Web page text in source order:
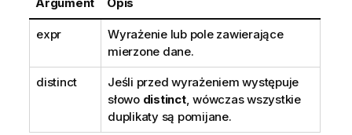
expr
Wyrażenie lub pole zawierające
mierzone dane.
distinct
Jeśli przed wyrażeniem występuje
słowo distinct, wówczas wszystkie
duplikaty są pomijane.